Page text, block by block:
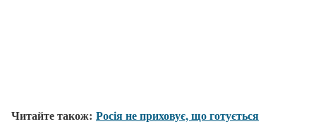
Читайте також: Росія не приховує, що готується